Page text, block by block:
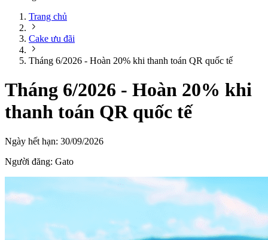
Trang chủ
Cake ưu đãi
Tháng 6/2026 - Hoàn 20% khi thanh toán QR quốc tế
Tháng 6/2026 - Hoàn 20% khi
thanh toán QR quốc tế
Ngày hết hạn: 30/09/2026
Người đăng: Gato